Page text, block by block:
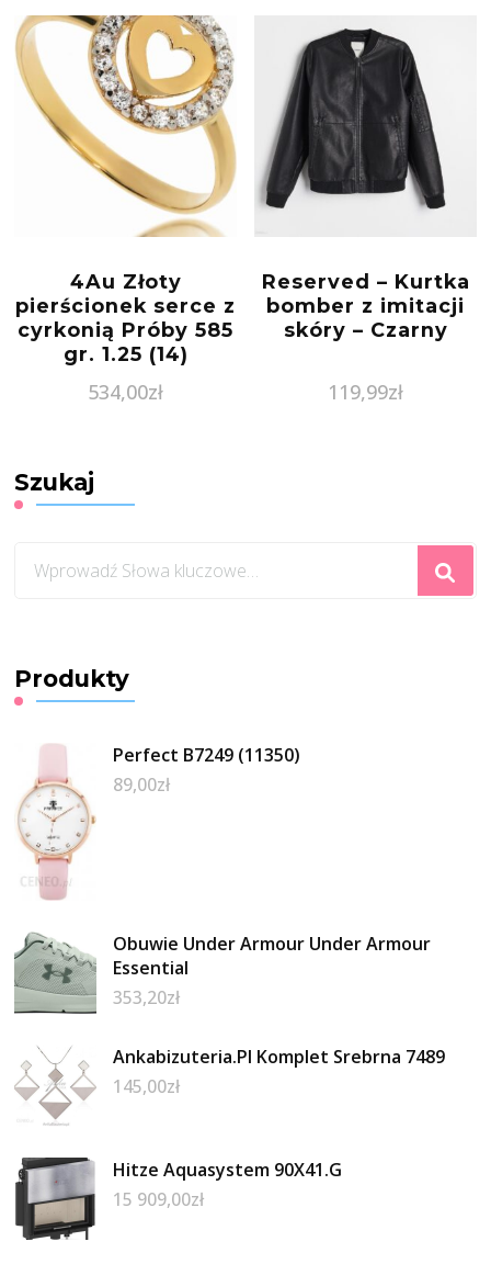
4Au Złoty
pierścionek serce z
cyrkonią Próby 585
gr. 1.25 (14)
534,00zł
Reserved – Kurtka
bomber z imitacji
skóry – Czarny
119,99zł
Szukaj
czegoś?
Produkty
Perfect B7249 (11350)
89,00zł
Obuwie Under Armour Under Armour
Essential
353,20zł
Ankabizuteria.Pl Komplet Srebrna 7489
145,00zł
Hitze Aquasystem 90X41.G
15 909,00zł